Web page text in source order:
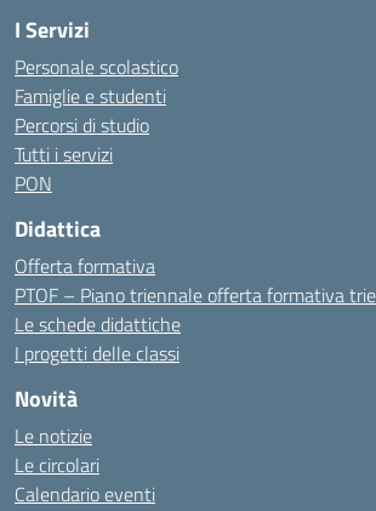
I Servizi
Personale scolastico
Famiglie e studenti
Percorsi di studio
Tutti i servizi
PON
Didattica
Offerta formativa
PTOF – Piano triennale offerta formativa
Le schede didattiche
I progetti delle classi
Novità
Le notizie
Le circolari
Calendario eventi